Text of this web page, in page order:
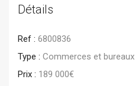
Détails
Ref : 6800836
Type : Commerces et bureaux
Prix : 189 000€